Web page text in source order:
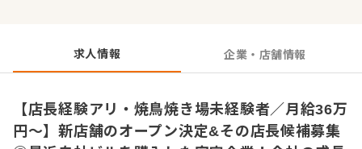
歓迎します。 将来的には新店舗の立ち上げや複数店舗の運
営、独立も視野に入れながら、さらに経営力を磨いていけ
るポジションです！
求人情報 企業・店舗情報
【店長経験アリ・焼鳥焼き場未経験者／月給36万
円～】新店舗のオープン決定&その店長候補募集